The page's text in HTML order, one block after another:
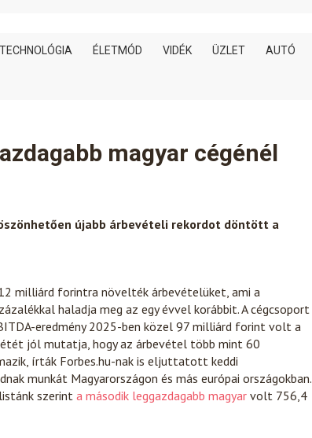
TECHNOLÓGIA ÉLETMÓD VIDÉK ÜZLET AUTÓ
magyar cégénél
újabb árbevételi rekordot döntött a
milliárd forintra növelték árbevételüket, ami a
haladja meg az egy évvel korábbit. A cégcsoport
eredmény 2025-ben közel 97 milliárd forint volt a
jól mutatja, hogy az árbevétel több mint 60
írták Forbes.hu-nak is eljuttatott keddi
munkát Magyarországon és más európai országokban.
szerint a második leggazdagabb magyar volt 756,4